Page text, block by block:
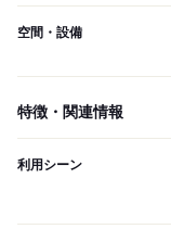
空間・設備
特徴・関連情報
利用シーン